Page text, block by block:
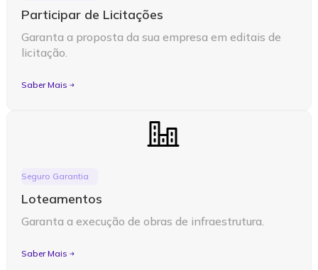
Participar de Licitações
Garanta a proposta da sua empresa em editais de
licitação.
Saber Mais
Seguro Garantia
Loteamentos
Garanta a execução de obras de infraestrutura.
Saber Mais